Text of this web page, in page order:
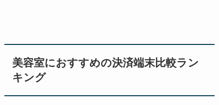
美容室におすすめの決済端末比較ラン
キング